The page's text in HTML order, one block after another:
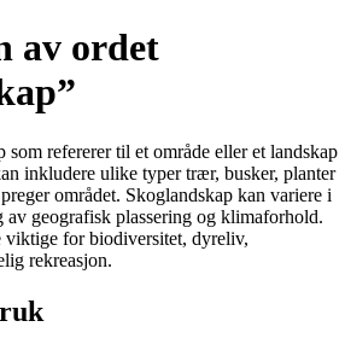
av ordet
som refererer til et område eller et landskap
inkludere ulike typer trær, busker, planter
området. Skoglandskap kan variere i
av geografisk plassering og klimaforhold.
viktige for biodiversitet, dyreliv,
rekreasjon.